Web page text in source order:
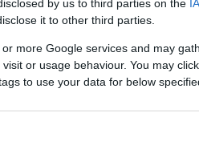
by us to third parties on the
it to other third parties.
more Google services and may
or usage behaviour. You may
to use your data for below